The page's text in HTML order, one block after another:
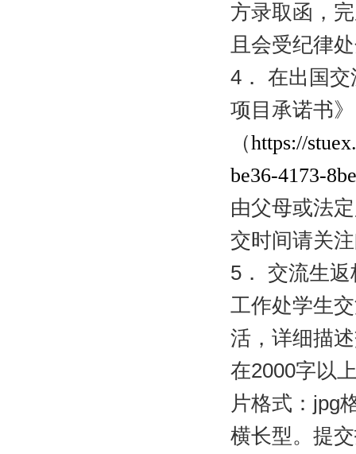
方录取函，
且会受纪律
4 ．
在出国
项目承诺书》
（https://
be36-4173-
由父母或法
交时间请关
5 ．
交流生
工作处学生
活，详细描
在2000字以
片格式： jpg
横长型。提